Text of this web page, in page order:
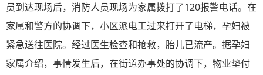
员到达现场后，消防人员现场为家属拨打了120报警电话。在
家属和警方的协调下，小区派电工过来打开了电梯，孕妇被
紧急送往医院。经过医生检查和抢救，胎儿已流产。据孕妇
家属介绍，事情发生后，在街道办事处的协调下，物业垫付